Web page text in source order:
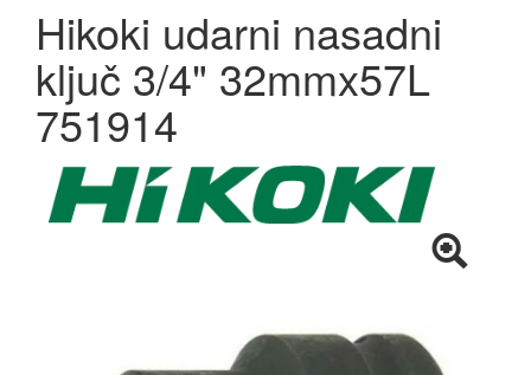
Hikoki udarni nasadni
ključ 3/4" 32mmx57L
751914